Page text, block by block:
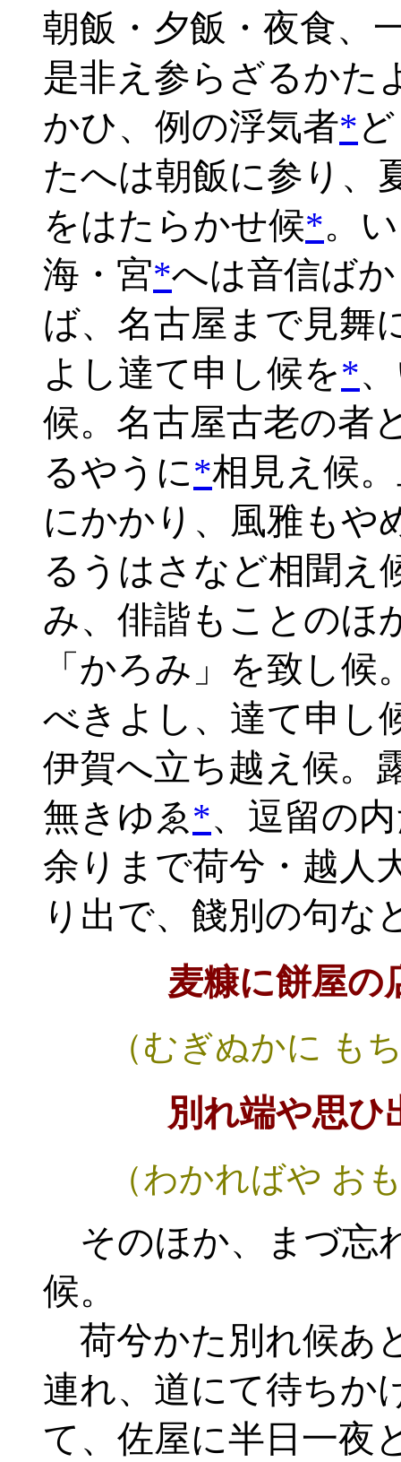
朝飯・夕飯・夜食、
是非え参らざるかた
かひ、例の浮気者*
たへは朝飯に参り、
をはたらかせ候*。
海・宮*へは音信ば
ば、名古屋まで見舞
よし達て申し候を*
候。名古屋古老の者
るやうに*相見え候
にかかり、風雅もや
るうはさなど相聞え
み、俳諧もことのほ
「かろみ」を致し
べきよし、達て申し
伊賀へ立ち越え候。
無きゆゑ *、逗留の
余りまで荷兮・越人
り出で、餞別の句な
麦糠に餅屋
（むぎぬかに も
別れ端や思
（わかればや お
そのほか、まづ忘
候。
荷兮かた別れ候あ
連れ、道にて待ちか
て、佐屋に半日一夜